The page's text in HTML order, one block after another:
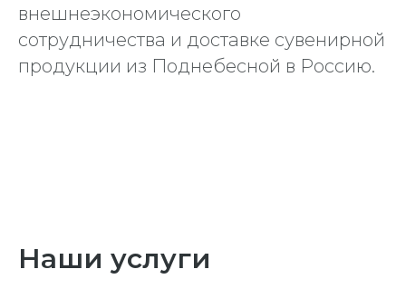
внешнеэкономического
сотрудничества и доставке сувенирной
продукции из Поднебесной в Россию.
Наши услуги